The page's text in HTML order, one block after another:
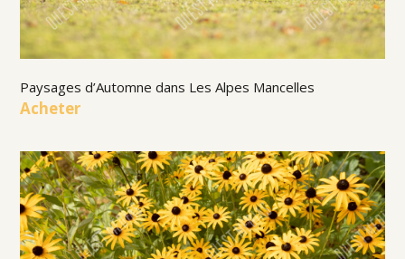
Paysages d’Automne dans Les Alpes Mancelles
Acheter